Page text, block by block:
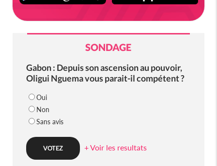
SONDAGE
Gabon : Depuis son ascension au pouvoir,
Oligui Nguema vous parait-il compétent ?
Oui
Non
Sans avis
+ Voir les resultats